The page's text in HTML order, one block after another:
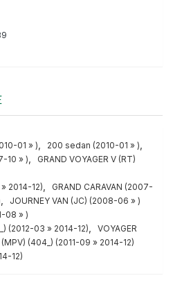
01 » ) 200 sedan (2010-01 » )
10 » )
GRAND VOYAGER V (RT)
2014-12)
GRAND CARAVAN (2007-
JOURNEY VAN (JC) (2008-06 » )
08 » )
(2012-03 » 2014-12)
VOYAGER
(404_) (2011-09 » 2014-12)
12)